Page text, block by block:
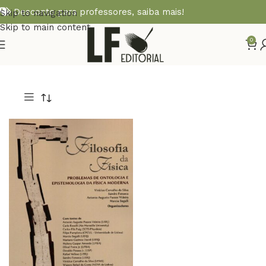
Skip to navigation
Skip to main content
Desconto para professores, saiba mais!
0